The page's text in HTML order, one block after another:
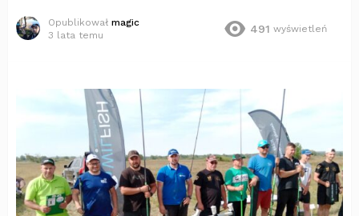
Opublikował magic
3 lata temu
491 wyświetleń